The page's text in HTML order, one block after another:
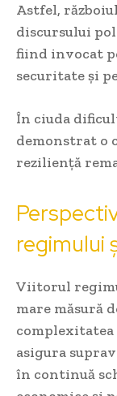
Astfel,
discursului
fiind invocat
securitate și
În ciuda
demonstrat o
reziliență
regimului
Viitorul
mare măsură
asigura
în continuă